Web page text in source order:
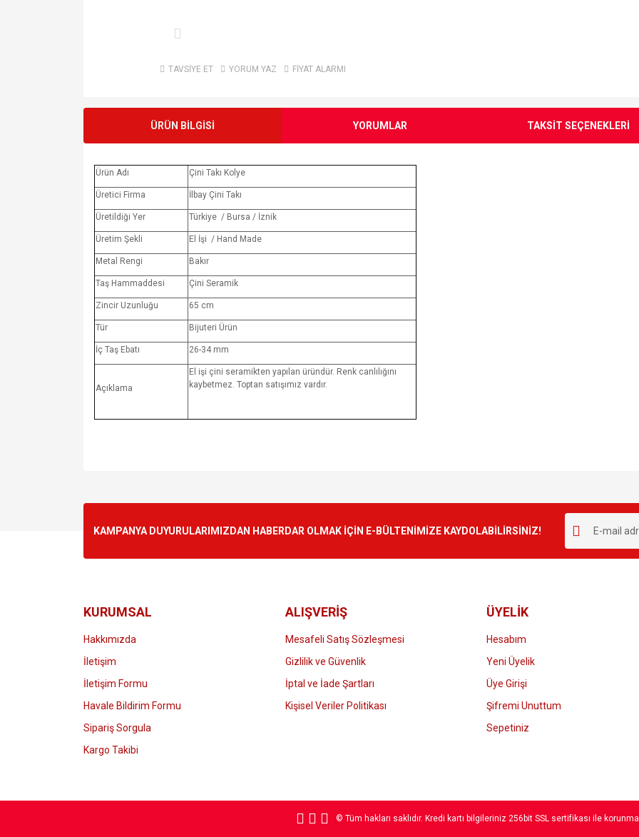
TAVSİYE ET YORUM YAZ FİYAT ALARMI
ÜRÜN BİLGİSİ YORUMLAR TAKSİT SEÇENEKLERİ
Ürün Adı Çini Takı Kolye
Üretici Firma İlbay Çini Takı
Üretildiği Yer Türkiye / Bursa / İznik
Üretim Şekli El İşi / Hand Made
Metal Rengi Bakır
Taş Hammaddesi Çini Seramik
Zincir Uzunluğu 65 cm
Tür Bijuteri Ürün
İç Taş Ebatı 26-34 mm
Açıklama
El işi çini seramikten yapılan üründür. Renk canlılığını
kaybetmez. Toptan satışımız vardır.
Ürün resmi kalitesiz, bozuk veya görüntülenemiyor.
Bu ürüne benzer farklı alternatifler olmalı.
Gönder
KAMPANYA DUYURULARIMIZDAN HABERDAR OLMAK İÇİN E-BÜLTENİMİZE KAYDOLABİLİRSİNİZ!
KURUMSAL
Hakkımızda
İletişim
İletişim Formu
Havale Bildirim Formu
Sipariş Sorgula
Kargo Takibi
ALIŞVERİŞ
Mesafeli Satış Sözleşmesi
Gizlilik ve Güvenlik
İptal ve İade Şartları
Kişisel Veriler Politikası
ÜYELİK
Hesabım
Yeni Üyelik
Üye Girişi
Şifremi Unuttum
Sepetiniz
© Tüm hakları saklıdır. Kredi kartı bilgileriniz 256bit SSL sertifikası ile